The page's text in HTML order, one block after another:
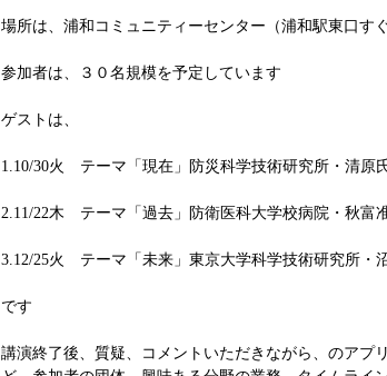
場所は、浦和コミュニティーセンター（浦和駅東口すぐ
参加者は、３０名規模を予定しています
ゲストは、
1.10/30火　テーマ「現在」防災科学技術研究所・清原
2.11/22木　テーマ「過去」防衛医科大学校病院・秋富
3.12/25火　テーマ「未来」東京大学科学技術研究所・
です
講演終了後、質疑、コメントいただきながら、のアプ